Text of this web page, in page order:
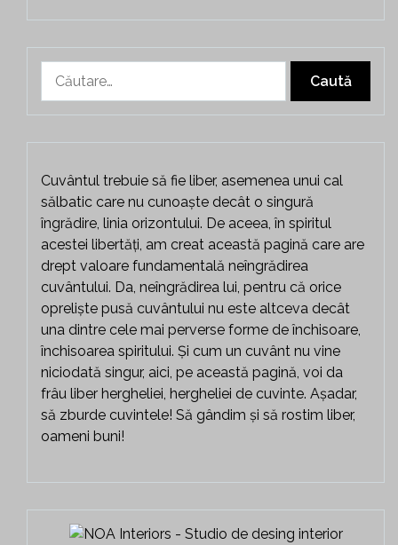
după:
Cuvântul trebuie să fie liber, asemenea unui cal
sălbatic care nu cunoaște decât o singură
îngrădire, linia orizontului. De aceea, în spiritul
acestei libertăți, am creat această pagină care are
drept valoare fundamentală neîngrădirea
cuvântului. Da, neîngrădirea lui, pentru că orice
opreliște pusă cuvântului nu este altceva decât
una dintre cele mai perverse forme de închisoare,
închisoarea spiritului. Și cum un cuvânt nu vine
niciodată singur, aici, pe această pagină, voi da
frâu liber hergheliei, hergheliei de cuvinte. Așadar,
să zburde cuvintele! Să gândim și să rostim liber,
oameni buni!